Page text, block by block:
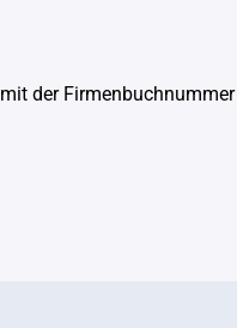
mit der Firmenbuchnummer